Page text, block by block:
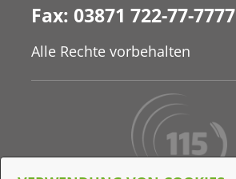
Fax: 03871 722-77-7777
Alle Rechte vorbehalten